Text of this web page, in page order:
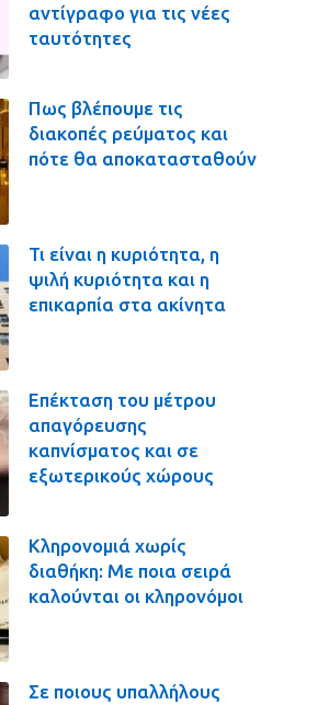
αντίγραφο για τις νέες
ταυτότητες
Πως βλέπουμε τις
διακοπές ρεύματος και
πότε θα αποκατασταθούν
Τι είναι η κυριότητα, η
ψιλή κυριότητα και η
επικαρπία στα ακίνητα
Επέκταση του μέτρου
απαγόρευσης
καπνίσματος και σε
εξωτερικούς χώρους
Κληρονομιά χωρίς
διαθήκη: Με ποια σειρά
καλούνται οι κληρονόμοι
Σε ποιους υπαλλήλους